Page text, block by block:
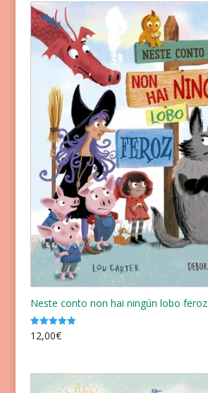
Neste conto non hai ningún lobo feroz
Valorado
con
12,00€